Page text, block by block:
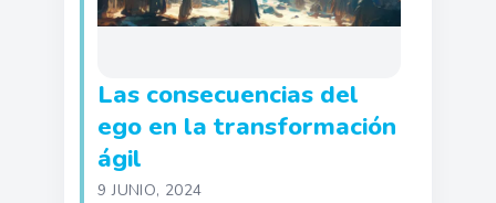
Las consecuencias del
ego en la transformación
ágil
9 JUNIO, 2024